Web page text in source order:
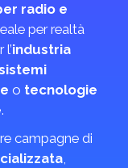
radio e
per realtà
industria
o tecnologie
.
campagne di
,